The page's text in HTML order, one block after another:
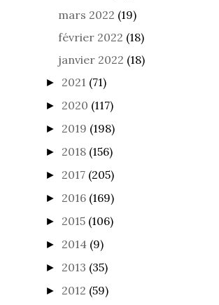
mars 2022 (19)
février 2022 (18)
janvier 2022 (18)
► 2021 (71)
► 2020 (117)
► 2019 (198)
► 2018 (156)
► 2017 (205)
► 2016 (169)
► 2015 (106)
► 2014 (9)
► 2013 (35)
► 2012 (59)